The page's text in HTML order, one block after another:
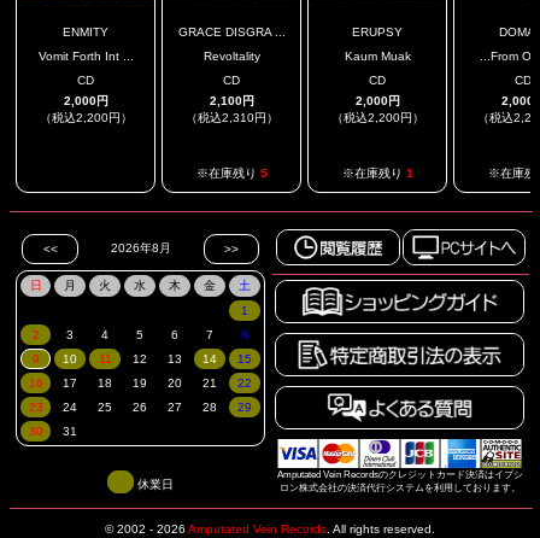
ENMITY
Vomit Forth Int ...
CD
2,000円
（税込2,200円）
GRACE DISGRA ...
Revoltality
CD
2,100円
（税込2,310円）
※在庫残り 5
ERUPSY
Kaum Muak
CD
2,000円
（税込2,200円）
※在庫残り 1
...From
CD
2,000
（税込
※在庫残
Amputated Vein Recordsのクレジットカード決済はイプシ
ロン株式会社の決済代行システムを利用しております。
休業日
© 2002 - 2026 Amputated Vein Records All rights reserved.